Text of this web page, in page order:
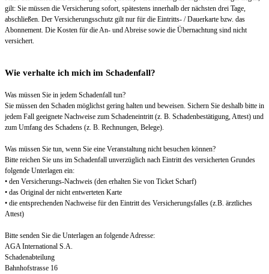
gilt: Sie müssen die Versicherung sofort, spätestens innerhalb der nächsten drei Tage,
abschließen. Der Versicherungsschutz gilt nur für die Eintritts- / Dauerkarte bzw. das
Abonnement. Die Kosten für die An- und Abreise sowie die Übernachtung sind nicht
versichert.
Wie verhalte ich mich im Schadenfall?
Was müssen Sie in jedem Schadenfall tun?
Sie müssen den Schaden möglichst gering halten und beweisen. Sichern Sie deshalb bitte in
jedem Fall geeignete Nachweise zum Schadeneintritt (z. B. Schadenbestätigung, Attest) und
zum Umfang des Schadens (z. B. Rechnungen, Belege).
Was müssen Sie tun, wenn Sie eine Veranstaltung nicht besuchen können?
Bitte reichen Sie uns im Schadenfall unverzüglich nach Eintritt des versicherten Grundes
folgende Unterlagen ein:
• den Versicherungs-Nachweis (den erhalten Sie von Ticket Scharf)
• das Original der nicht entwerteten Karte
• die entsprechenden Nachweise für den Eintritt des Versicherungsfalles (z.B. ärztliches
Attest)
Bitte senden Sie die Unterlagen an folgende Adresse:
AGA International S.A.
Schadenabteilung
Bahnhofstrasse 16